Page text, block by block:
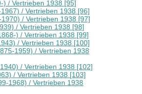
) / Vertrieben 1938 [95]
/ Vertrieben 1938 [96]
/ Vertrieben 1938 [97]
/ Vertrieben 1938 [98]
) / Vertrieben 1938 [99]
/ Vertrieben 1938 [100]
1959) / Vertrieben 1938
/ Vertrieben 1938 [102]
/ Vertrieben 1938 [103]
1968) / Vertrieben 1938